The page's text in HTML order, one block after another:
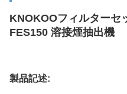
KNOKOOフィルターセ
FES150 溶接煙抽出機
製品記述: